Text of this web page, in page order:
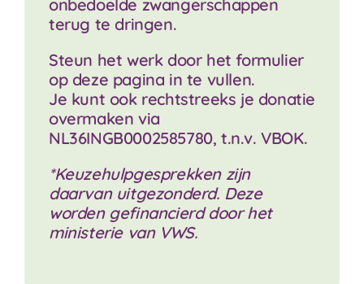
onbedoelde zwangerschappen
terug te dringen.
Steun het werk door het formulier
op deze pagina in te vullen.
Je kunt ook rechtstreeks je donatie
overmaken via
NL36INGB0002585780, t.n.v. VBOK.
*Keuzehulpgesprekken zijn
daarvan uitgezonderd. Deze
worden gefinancierd door het
ministerie van VWS.